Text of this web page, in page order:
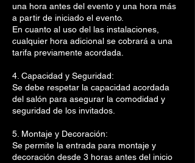
una hora antes del evento y una hora más
a partir de iniciado el evento.
En cuanto al uso del las instalaciones,
cualquier hora adicional se cobrará a una
tarifa previamente acordada.
4. Capacidad y Seguridad:
Se debe respetar la capacidad acordada
del salón para asegurar la comodidad y
seguridad de los invitados.
5. Montaje y Decoración:
Se permite la entrada para montaje y
decoración desde 3 horas antes del inicio